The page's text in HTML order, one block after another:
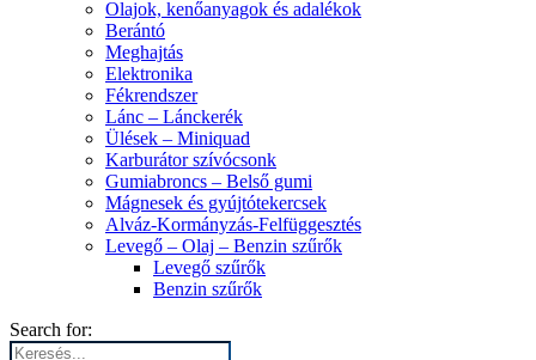
Olajok, kenőanyagok és adalékok
Berántó
Meghajtás
Elektronika
Fékrendszer
Lánc – Lánckerék
Ülések – Miniquad
Karburátor szívócsonk
Gumiabroncs – Belső gumi
Mágnesek és gyújtótekercsek
Alváz-Kormányzás-Felfüggesztés
Levegő – Olaj – Benzin szűrők
Levegő szűrők
Benzin szűrők
Search for: